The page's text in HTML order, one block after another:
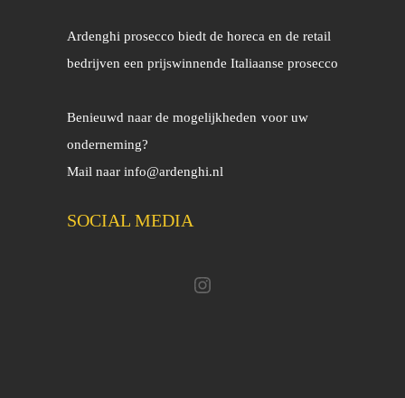
Ardenghi prosecco biedt de horeca en de retail
bedrijven een prijswinnende Italiaanse prosecco
Benieuwd naar de mogelijkheden voor uw
onderneming?
Mail naar info@ardenghi.nl
SOCIAL MEDIA
Instagram